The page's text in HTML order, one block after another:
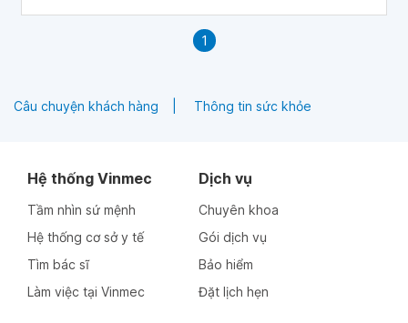
1
Câu chuyện khách hàng Thông tin sức khỏe
Hệ thống Vinmec
Tầm nhìn sứ mệnh
Hệ thống cơ sở y tế
Tìm bác sĩ
Làm việc tại Vinmec
Dịch vụ
Chuyên khoa
Gói dịch vụ
Bảo hiểm
Đặt lịch hẹn